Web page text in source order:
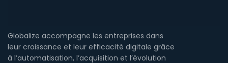
Globalize accompagne les entreprises dans
leur croissance et leur efficacité digitale grâce
à l’automatisation, l’acquisition et l’évolution